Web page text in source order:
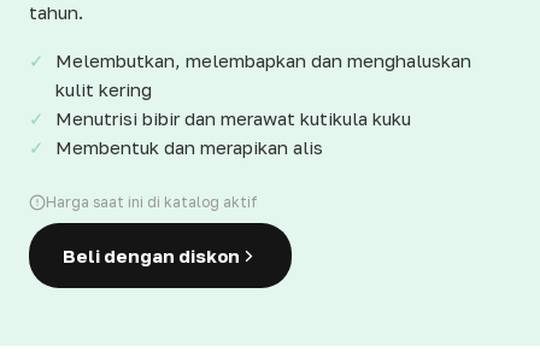
tahun.
Melembutkan, melembapkan dan menghaluskan
kulit kering
Menutrisi bibir dan merawat kutikula kuku
Membentuk dan merapikan alis
Harga saat ini di katalog aktif
Beli dengan diskon